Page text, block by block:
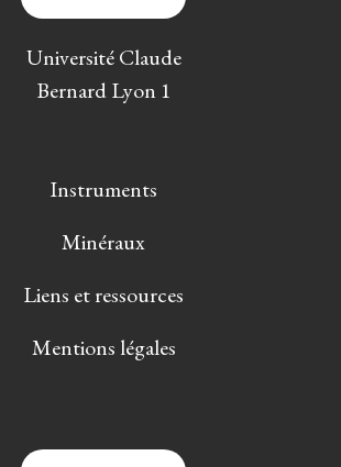
Université Claude
Bernard Lyon 1
Instruments
Minéraux
Liens et ressources
Mentions légales